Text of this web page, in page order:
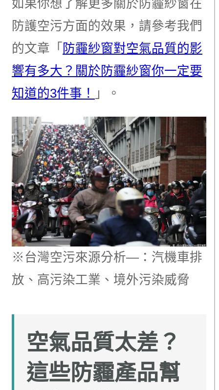
如果你想了解更多關於防霾紗窗在
防護空污方面的效果，請參考我們
的文章「 防霾紗窗對空氣品質的影
響有多大？關於防霾紗窗你一定要
知道的3件事！
」。
※台灣空污來源分析—：汽機車排
放、高污染工業、境外污染威脅
空氣品質太差？
這些防霾產品幫